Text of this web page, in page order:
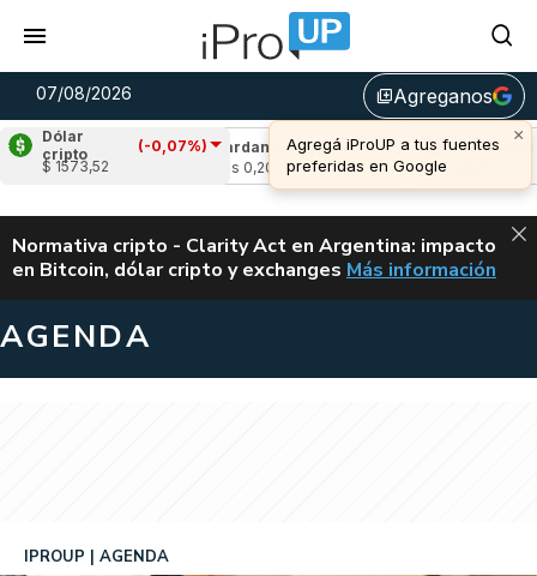
07/08/2026 library_addAgreganos
×
Agregá iProUP a tus fuentes
preferidas en Google
Dólar
cripto
(-0,07%)
$ 1573,52
Cardano (-3,06%)
u$s 0,20
Avalanche
u$s 6,40
ALERTA
Normativa cripto - Clarity Act en Argentina: impacto
en Bitcoin, dólar cripto y exchanges CLARITY ACT EN
Más información
AGENDA
IPROUP AGENDA